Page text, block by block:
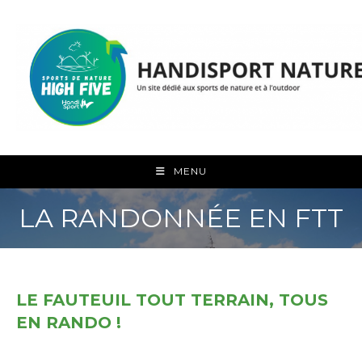
content
MENU
LA RANDONNÉE EN FTT
LE FAUTEUIL TOUT TERRAIN, TOUS
EN RANDO !